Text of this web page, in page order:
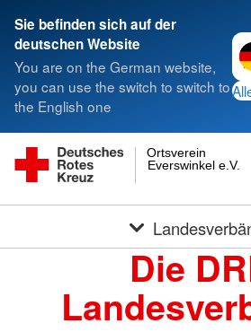
Sie befinden sich auf der
deutschen Website
You are on the German website,
you can use the switch to switch to
the English one
Everswinkel e.V.
Ortsverein
Die